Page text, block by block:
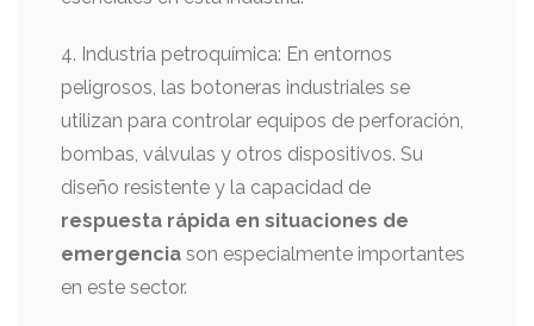
4. Industria petroquímica: En entornos
peligrosos, las botoneras industriales se
utilizan para controlar equipos de perforación,
bombas, válvulas y otros dispositivos. Su
diseño resistente y la capacidad de
respuesta rápida en situaciones de
emergencia son especialmente importantes
en este sector.